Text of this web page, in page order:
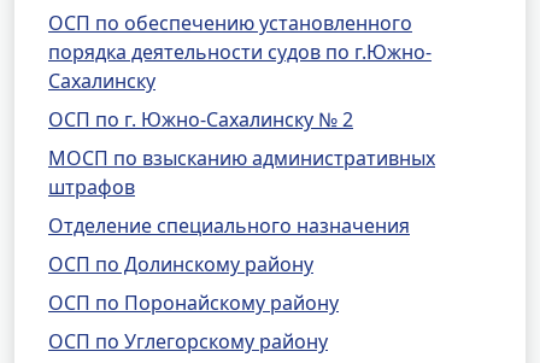
ОСП по обеспечению установленного
порядка деятельности судов по г.Южно-
Сахалинску
ОСП по г. Южно-Сахалинску № 2
МОСП по взысканию административных
штрафов
Отделение специального назначения
ОСП по Долинскому району
ОСП по Поронайскому району
ОСП по Углегорскому району